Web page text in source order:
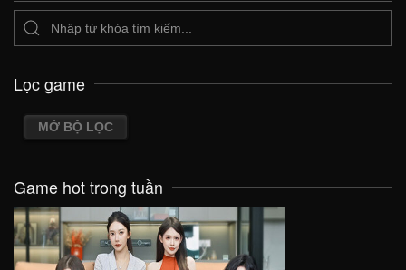
Lọc game
MỞ BỘ LỌC
Game hot trong tuần